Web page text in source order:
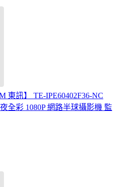
東訊】 TE-IPE60402F36-NC
全彩 1080P 網路半球攝影機 監